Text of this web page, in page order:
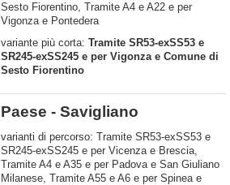
Sesto Fiorentino, Tramite A4 e A22 e per
Vigonza e Pontedera
variante più corta: Tramite SR53-exSS53 e
SR245-exSS245 e per Vigonza e Comune di
Sesto Fiorentino
Paese - Savigliano
varianti di percorso: Tramite SR53-exSS53 e
SR245-exSS245 e per Vicenza e Brescia,
Tramite A4 e A35 e per Padova e San Giuliano
Milanese, Tramite A55 e A6 e per Spinea e